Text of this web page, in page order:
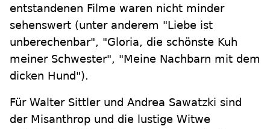
entstandenen Filme waren nicht minder
sehenswert (unter anderem "Liebe ist
unberechenbar", "Gloria, die schönste Kuh
meiner Schwester", "Meine Nachbarn mit dem
dicken Hund").
Für Walter Sittler und Andrea Sawatzki sind
der Misanthrop und die lustige Witwe